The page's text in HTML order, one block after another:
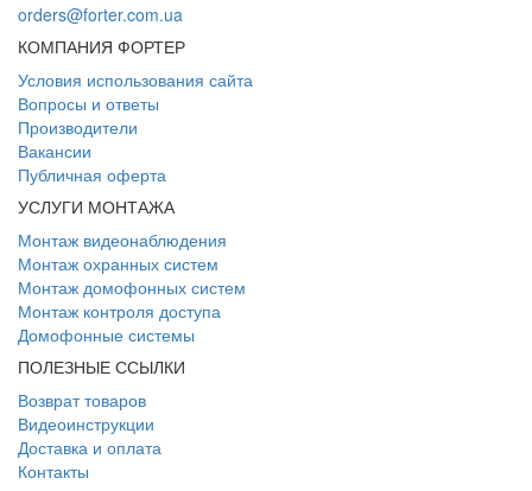
orders@forter.com.ua
КОМПАНИЯ ФОРТЕР
Условия использования сайта
Вопросы и ответы
Производители
Вакансии
Публичная оферта
УСЛУГИ МОНТАЖА
Монтаж видеонаблюдения
Монтаж охранных систем
Монтаж домофонных систем
Монтаж контроля доступа
Домофонные системы
ПОЛЕЗНЫЕ ССЫЛКИ
Возврат товаров
Видеоинструкции
Доставка и оплата
Контакты